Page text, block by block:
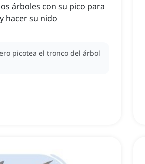
árboles con su pico para
hacer su nido
picotea el tronco del árbol